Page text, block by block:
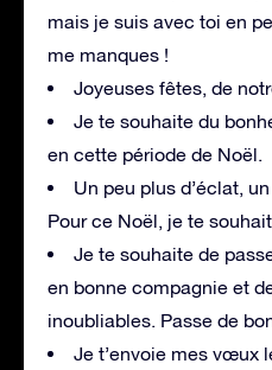
mais je suis avec toi en
me manques !
Joyeuses fêtes, de
Je te souhaite du
en cette période de Noël.
Un peu plus d’éclat,
Pour ce Noël, je te
Je te souhaite de
en bonne compagnie et
inoubliables. Passe de
Je t’envoie mes vœux